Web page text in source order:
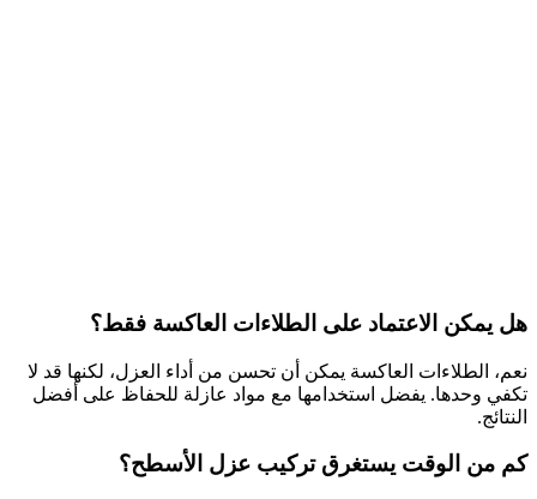
هل يمكن الاعتماد على الطلاءات العاكسة فقط؟
نعم، الطلاءات العاكسة يمكن أن تحسن من أداء العزل، لكنها قد لا
تكفي وحدها. يفضل استخدامها مع مواد عازلة للحفاظ على أفضل
النتائج.
كم من الوقت يستغرق تركيب عزل الأسطح؟